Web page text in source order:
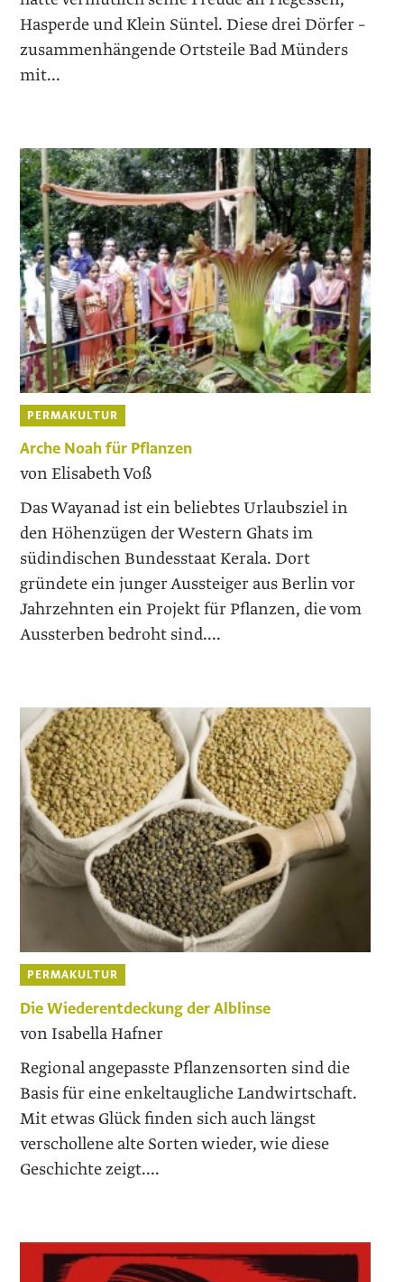
Hasperde und Klein Süntel. Diese drei Dörfer –
zusammenhängende Ortsteile Bad Münders
mit...
PERMAKULTUR
Arche Noah für Pflanzen
von Elisabeth Voß
Das Wayanad ist ein beliebtes Urlaubsziel in
den Höhenzügen der Western Ghats im
südindischen Bundesstaat Kerala. Dort
gründete ein junger Aussteiger aus Berlin vor
Jahrzehnten ein Projekt für Pflanzen, die vom
Aussterben bedroht sind....
PERMAKULTUR
Die Wiederentdeckung der Alblinse
von Isabella Hafner
Regional angepasste Pflanzensorten sind die
Basis für eine enkeltaugliche Landwirtschaft.
Mit etwas Glück finden sich auch längst
verschollene alte Sorten wieder, wie diese
Geschichte zeigt....